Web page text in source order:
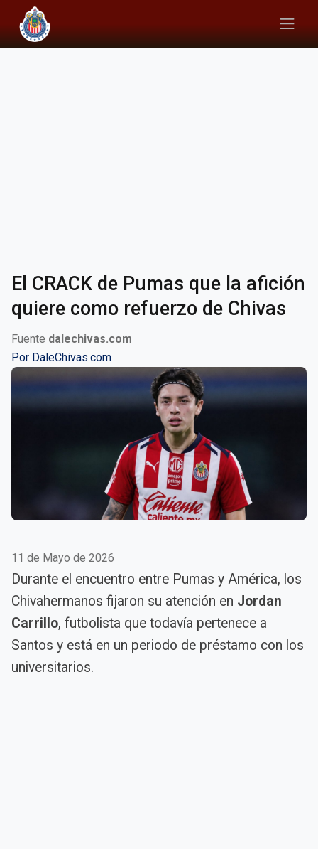
El CRACK de Pumas que la afición
quiere como refuerzo de Chivas
Fuente dalechivas.com
Por DaleChivas.com
11 de Mayo de 2026
Durante el encuentro entre Pumas y América, los
Chivahermanos fijaron su atención en Jordan
Carrillo, futbolista que todavía pertenece a
Santos y está en un periodo de préstamo con los
universitarios.